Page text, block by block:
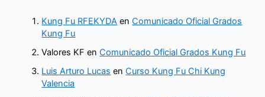
Kung Fu RFEKYDA enComunicado Oficial Grados
Kung Fu
Valores KF enComunicado Oficial Grados Kung Fu
Luis Arturo Lucas enCurso Kung Fu Chi Kung
Valencia